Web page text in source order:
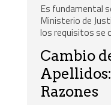
Es fundamental
Ministerio de
los requisitos se
Cambio
Razones